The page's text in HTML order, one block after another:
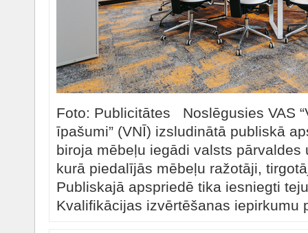
Foto: Publicitātes Noslēgusies VAS
īpašumi” (VNĪ) izsludinātā publiskā
biroja mēbeļu iegādi valsts
kurā piedalījās mēbeļu ražotāji,
Publiskajā apspriedē tika iesniegti
Kvalifikācijas izvērtēšanas